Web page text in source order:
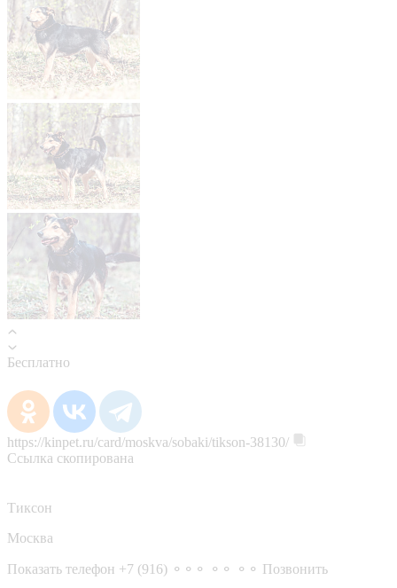
Бесплатно
https://kinpet.ru/card/moskva/sobaki/tikson-38130/
Ссылка скопирована
Тиксон
Москва
Показать телефон +7 (916) ⚬⚬⚬ ⚬⚬ ⚬⚬ Позвонить